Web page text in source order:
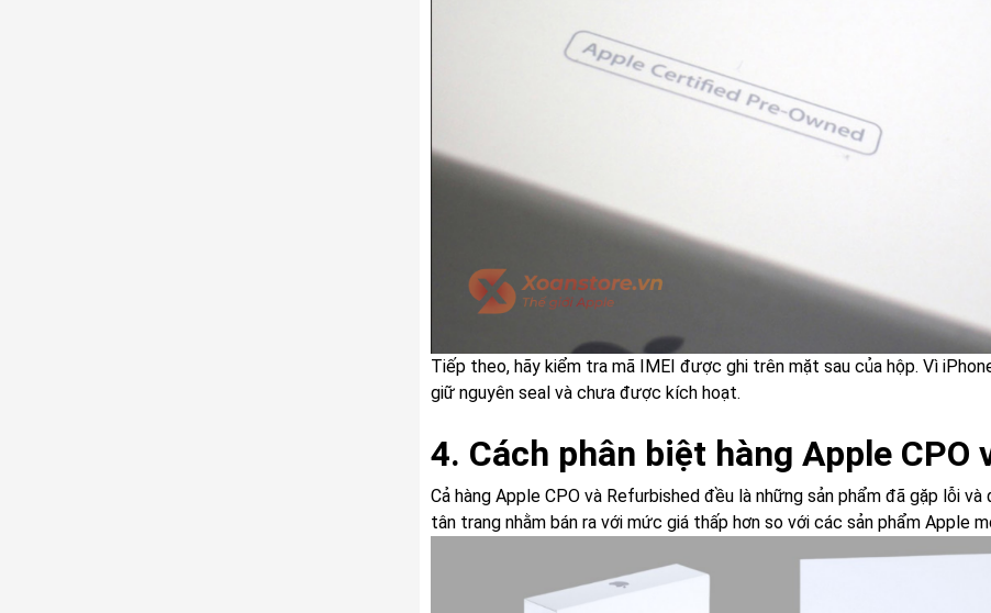
Tiếp theo, hãy kiểm tra mã IMEI được ghi trên mặt sau của hộp. Vì
giữ nguyên seal và chưa được kích hoạt.
4. Cách phân biệt hàng Apple CPO
Cả hàng Apple CPO và Refurbished đều là những sản phẩm đã gặp lỗi
tân trang nhằm bán ra với mức giá thấp hơn so với các sản phẩm Apple